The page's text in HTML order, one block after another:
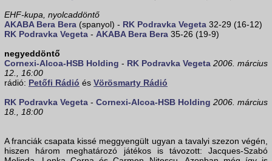
EHF-kupa, nyolcaddöntő
AKABA Bera Bera (spanyol) - RK Podravka Vegeta 32-29 (16-12)
RK Podravka Vegeta - AKABA Bera Bera 35-26 (19-9)
negyeddöntő
Cornexi-Alcoa-HSB Holding - RK Podravka Vegeta 2006. március
12., 16:00
rádió: Petőfi Rádió és Vörösmarty Rádió
RK Podravka Vegeta - Cornexi-Alcoa-HSB Holding 2006. március
18., 18:00
A franciák csapata kissé meggyengült ugyan a tavalyi szezon végén,
hiszen három meghatározó játékos is távozott: Jacques-Szabó